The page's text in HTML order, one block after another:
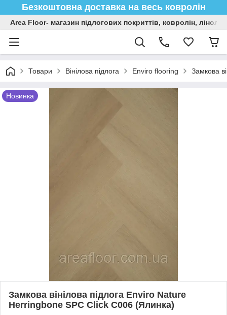
Безкоштовна доставка на весь ковролін
Area Floor- магазин підлогових покриттів, ковролін,
Товари Вінілова підлога Enviro flooring Замкова
Новинка
Замкова вінілова підлога Enviro Nature
Herringbone SPC Click C006 (Ялинка)